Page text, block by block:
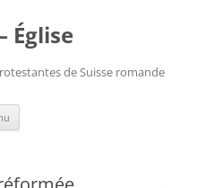
Église
de Suisse romande